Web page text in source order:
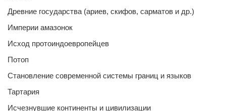
Древние государства (ариев, скифов, сарматов и др.)
Империи амазонок
Исход протоиндоевропейцев
Потоп
Становление современной системы границ и языков
Тартария
Исчезнувшие континенты и цивилизации